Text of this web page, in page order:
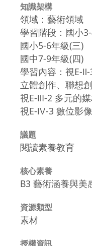
知識架構
領域：藝術領域
學習階段：國小
國小5-6年級(三)
國中7-9年級(四)
學習內容：視E-
立體創作、聯想創
視E-Ⅲ-2 多元的媒
視E-Ⅳ-3 數位影像
議題
閱讀素養教育
核心素養
B3 藝術涵養與美
資源類型
素材
授權資訊